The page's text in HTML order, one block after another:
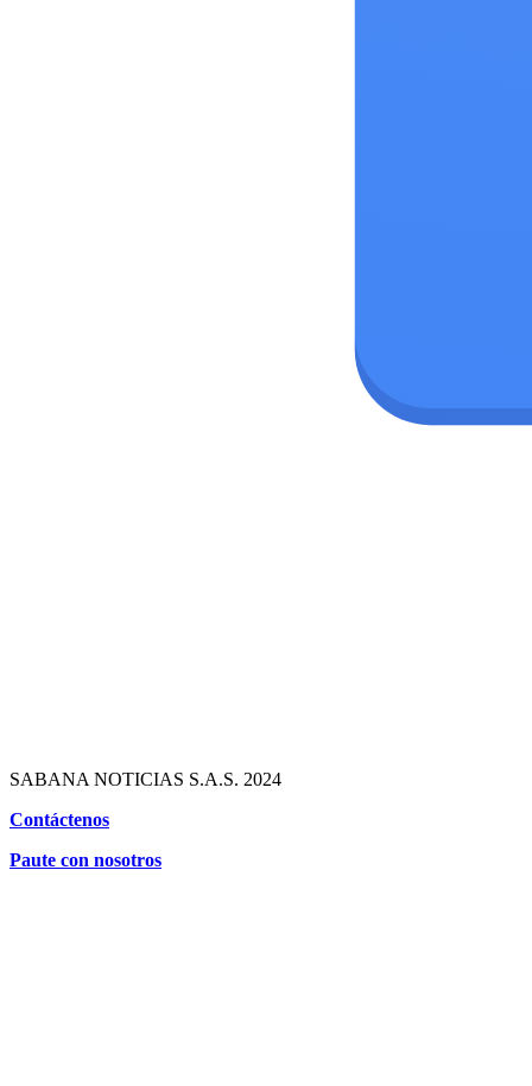
SABANA NOTICIAS S.A.S. 2024
Contáctenos
Paute con nosotros